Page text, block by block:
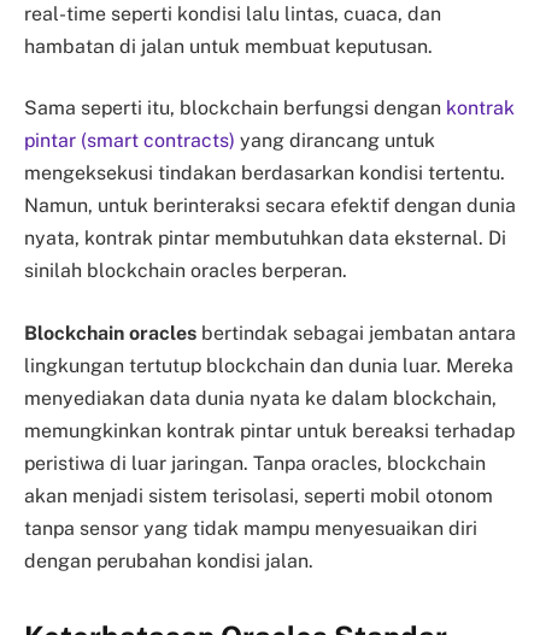
real-time seperti kondisi lalu lintas, cuaca, dan
hambatan di jalan untuk membuat keputusan.
Sama seperti itu, blockchain berfungsi dengan kontrak
pintar (smart contracts) yang dirancang untuk
mengeksekusi tindakan berdasarkan kondisi tertentu.
Namun, untuk berinteraksi secara efektif dengan dunia
nyata, kontrak pintar membutuhkan data eksternal. Di
sinilah blockchain oracles berperan.
Blockchain oracles bertindak sebagai jembatan antara
lingkungan tertutup blockchain dan dunia luar. Mereka
menyediakan data dunia nyata ke dalam blockchain,
memungkinkan kontrak pintar untuk bereaksi terhadap
peristiwa di luar jaringan. Tanpa oracles, blockchain
akan menjadi sistem terisolasi, seperti mobil otonom
tanpa sensor yang tidak mampu menyesuaikan diri
dengan perubahan kondisi jalan.